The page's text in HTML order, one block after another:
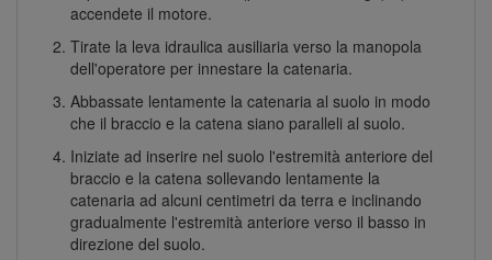
accendete il motore.
Tirate la leva idraulica ausiliaria verso la manopola
dell'operatore per innestare la catenaria.
Abbassate lentamente la catenaria al suolo in modo
che il braccio e la catena siano paralleli al suolo.
Iniziate ad inserire nel suolo l'estremità anteriore del
braccio e la catena sollevando lentamente la
catenaria ad alcuni centimetri da terra e inclinando
gradualmente l'estremità anteriore verso il basso in
direzione del suolo.